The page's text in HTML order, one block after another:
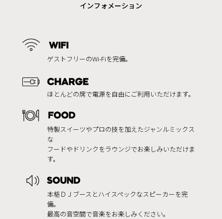
インフォメーション
ゲストフリーのWi-Fiを完備。
ほとんどの席で電源を自由にご利用いただけます。
特製スイーツやプロの技を加えたジャンルミックス
な
フードやドリンクをラウンジでお楽しみいただけま
す。
本格ＤＪブースとハイスペックなスピーカーを完
備。
最高の音空間で音楽をお楽しみください。